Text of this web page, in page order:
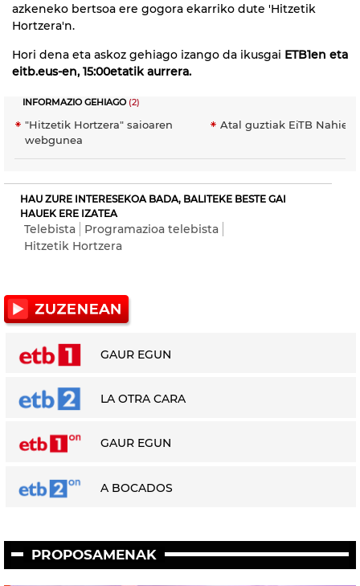
azkeneko bertsoa ere gogora ekarriko dute 'Hitzetik
Hortzera'n.
Hori dena eta askoz gehiago izango da ikusgai ETB1en eta
eitb.eus-en, 15:00etatik aurrera.
INFORMAZIO GEHIAGO(2)
"Hitzetik Hortzera" saioaren
webgunea
Atal guztiak EiTB
HAU ZURE INTERESEKOA BADA, BALITEKE BESTE GAI
HAUEK ERE IZATEA
Telebista
Programazioa telebista
Hitzetik Hortzera
GAUR EGUN
LA OTRA CARA
GAUR EGUN
A BOCADOS
PROPOSAMENAK